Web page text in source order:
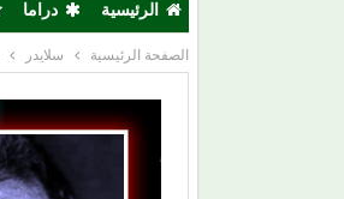
الرئيسية دراما
الصفحة الرئيسية سلايدر